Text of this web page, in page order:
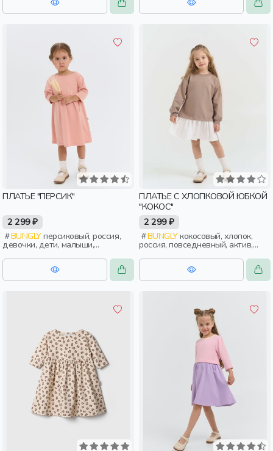
ПЛАТЬЕ "ПЕРСИК"
2 299 ₽
BUNGLYперсиковый, россия,
девочки, дети, малыши,
ПЛАТЬЕ С ХЛОПКОВОЙ ЮБКОЙ
"КОКОС"
2 299 ₽
BUNGLYкокосовый, хлопок,
россия, повседневный, актив,
девочки, дети, малыши,
дошкольники